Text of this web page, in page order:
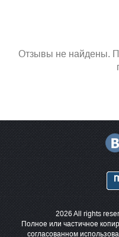
Отзывы не найдены.
2026 All rights
Полное или частичное
согласованном